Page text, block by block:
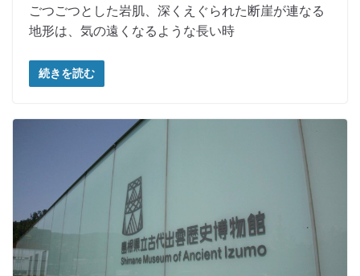
ごつごつとした岩肌、深くえぐられた断崖が連なる
地形は、気の遠くなるような長い時
続きを読む